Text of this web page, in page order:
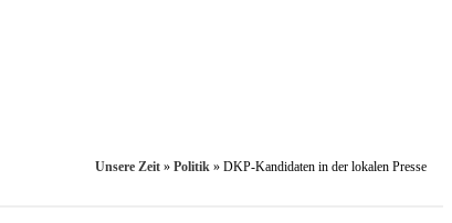
Unsere Zeit » Politik » DKP-Kandidaten in der lokalen Presse